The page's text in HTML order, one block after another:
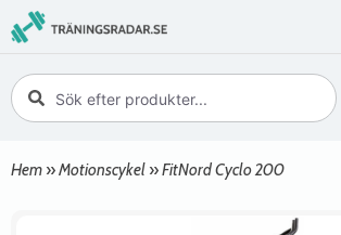
Hem »Motionscykel »FitNord Cyclo 200